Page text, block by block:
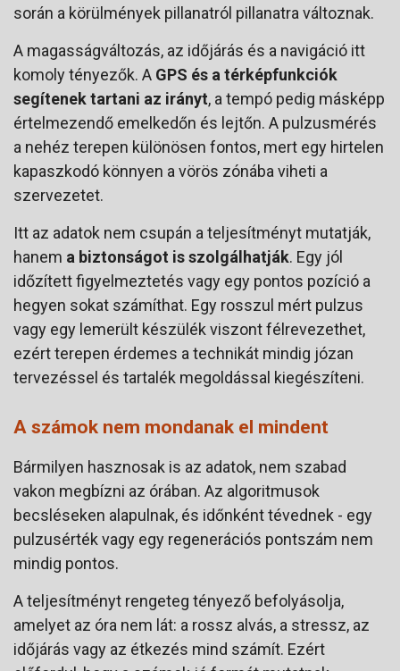
során a körülmények pillanatról pillanatra változnak.
A magasságváltozás, az időjárás és a navigáció itt
komoly tényezők. A GPS és a térképfunkciók
segítenek tartani az irányt, a tempó pedig másképp
értelmezendő emelkedőn és lejtőn. A pulzusmérés
a nehéz terepen különösen fontos, mert egy hirtelen
kapaszkodó könnyen a vörös zónába viheti a
szervezetet.
Itt az adatok nem csupán a teljesítményt mutatják,
hanem a biztonságot is szolgálhatják. Egy jól
időzített figyelmeztetés vagy egy pontos pozíció a
hegyen sokat számíthat. Egy rosszul mért pulzus
vagy egy lemerült készülék viszont félrevezethet,
ezért terepen érdemes a technikát mindig józan
tervezéssel és tartalék megoldással kiegészíteni.
A számok nem mondanak el mindent
Bármilyen hasznosak is az adatok, nem szabad
vakon megbízni az órában. Az algoritmusok
becsléseken alapulnak, és időnként tévednek - egy
pulzusérték vagy egy regenerációs pontszám nem
mindig pontos.
A teljesítményt rengeteg tényező befolyásolja,
amelyet az óra nem lát: a rossz alvás, a stressz, az
időjárás vagy az étkezés mind számít. Ezért